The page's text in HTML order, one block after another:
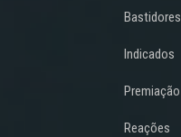
Bastidores
Indicados
Premiação
Reações